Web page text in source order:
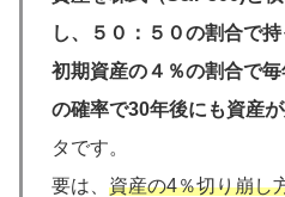
し、５０：５０の割合で持
初期資産の４％の割合で
の確率で30年後にも資産
タです。
要は、 資産の4％切り崩し